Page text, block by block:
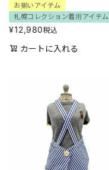
お揃いアイテム
札幌コレクション着用アイテム
¥12,980税込
カートに入れる